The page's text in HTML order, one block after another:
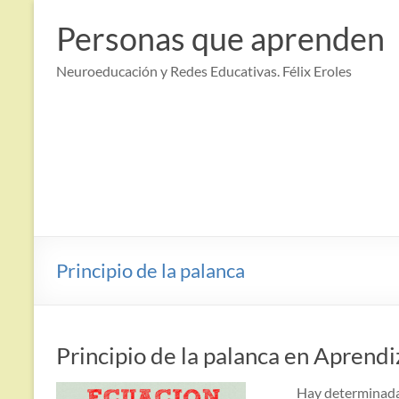
contenido
Personas que aprenden
Neuroeducación y Redes Educativas. Félix Eroles
Principio de la palanca
Principio de la palanca en
Hay